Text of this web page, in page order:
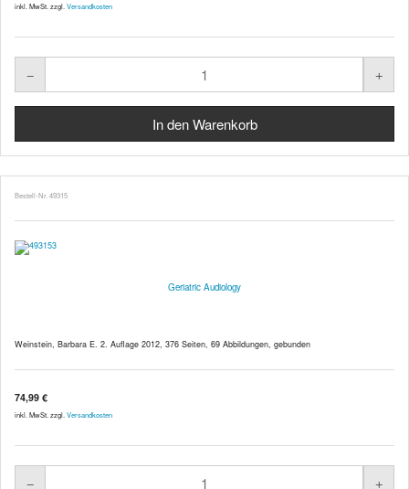
inkl. MwSt. zzgl. Versandkosten
Bestell-Nr. 49315
Geriatric Audiology
Weinstein, Barbara E. 2. Auflage 2012, 376 Seiten, 69 Abbildungen, gebunden
74,99 €
inkl. MwSt. zzgl. Versandkosten